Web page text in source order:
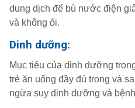
dung dịch để bù nước điện
và không ói.
Dinh dưỡng:
Mục tiêu của dinh dưỡng
trẻ ăn uống đầy đủ trong và
ngừa suy dinh dưỡng và